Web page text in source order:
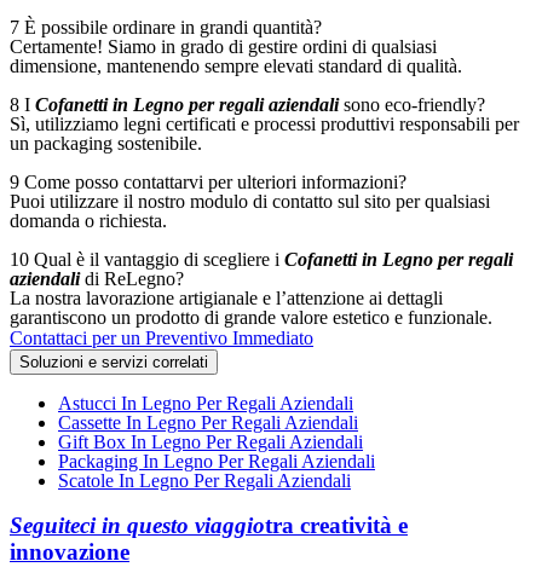
7 È possibile ordinare in grandi quantità?
Certamente! Siamo in grado di gestire ordini di qualsiasi
dimensione, mantenendo sempre elevati standard di qualità.
8 I Cofanetti in Legno per regali aziendalisono eco-friendly?
Sì, utilizziamo legni certificati e processi produttivi responsabili per
un packaging sostenibile.
9 Come posso contattarvi per ulteriori informazioni?
Puoi utilizzare il nostro modulo di contatto sul sito per qualsiasi
domanda o richiesta.
10 Qual è il vantaggio di scegliere i Cofanetti in Legno per regali
aziendalidi ReLegno?
La nostra lavorazione artigianale e l’attenzione ai dettagli
garantiscono un prodotto di grande valore estetico e funzionale.
Contattaci per un Preventivo Immediato
Soluzioni e servizi correlati
Astucci In Legno Per Regali Aziendali
Cassette In Legno Per Regali Aziendali
Gift Box In Legno Per Regali Aziendali
Packaging In Legno Per Regali Aziendali
Scatole In Legno Per Regali Aziendali
Seguiteci in questo viaggiotra creatività e
innovazione